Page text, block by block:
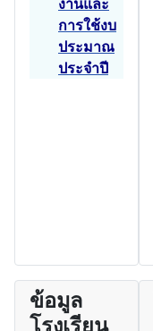
งานและ
การใช้งบ
ประมาณ
ประจำปี
ข้อมูล
โรงเรียน